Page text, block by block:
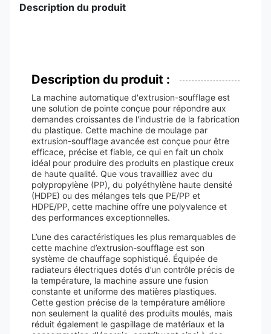
Description du produit
Description du produit :
La machine automatique d'extrusion-soufflage est
une solution de pointe conçue pour répondre aux
demandes croissantes de l'industrie de la fabrication
du plastique. Cette machine de moulage par
extrusion-soufflage avancée est conçue pour être
efficace, précise et fiable, ce qui en fait un choix
idéal pour produire des produits en plastique creux
de haute qualité. Que vous travailliez avec du
polypropylène (PP), du polyéthylène haute densité
(HDPE) ou des mélanges tels que PE/PP et
HDPE/PP, cette machine offre une polyvalence et
des performances exceptionnelles.
L’une des caractéristiques les plus remarquables de
cette machine d’extrusion-soufflage est son
système de chauffage sophistiqué. Équipée de
radiateurs électriques dotés d’un contrôle précis de
la température, la machine assure une fusion
constante et uniforme des matières plastiques.
Cette gestion précise de la température améliore
non seulement la qualité des produits moulés, mais
réduit également le gaspillage de matériaux et la